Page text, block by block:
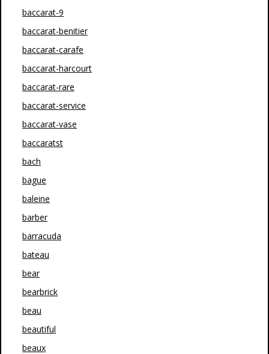
baccarat-9
baccarat-benitier
baccarat-carafe
baccarat-harcourt
baccarat-rare
baccarat-service
baccarat-vase
baccaratst
bach
bague
baleine
barber
barracuda
bateau
bear
bearbrick
beau
beautiful
beaux